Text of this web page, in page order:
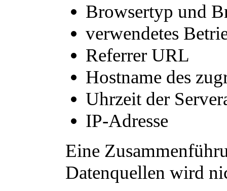
Browsertyp und
verwendetes
Referrer URL
Hostname des
Uhrzeit der
IP-Adresse
Eine
Datenquellen wird